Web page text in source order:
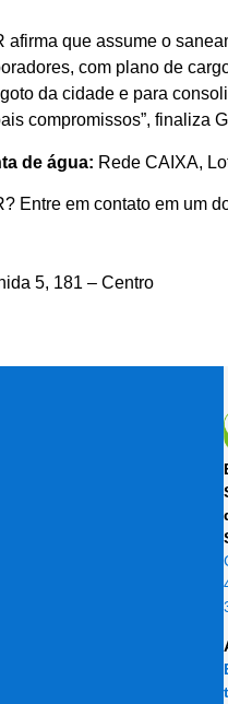
afirma que assume o
com plano de
da cidade e para
compromissos”, finaliza
de água: Rede CAIXA,
Entre em contato em um
5, 181 – Centro